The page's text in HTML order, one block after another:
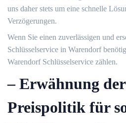
uns daher stets um eine schnelle
Verzögerungen.​
Wenn Sie einen zuverlässigen und
Schlüsselservice in Warendorf
Warendorf Schlüsselservice zählen.​
– Erwähnung
Preispolitik für